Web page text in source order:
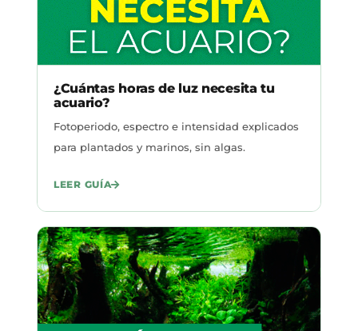
¿Cuántas horas de luz necesita tu
acuario?
Fotoperiodo, espectro e intensidad explicados
para plantados y marinos, sin algas.
LEER GUÍA